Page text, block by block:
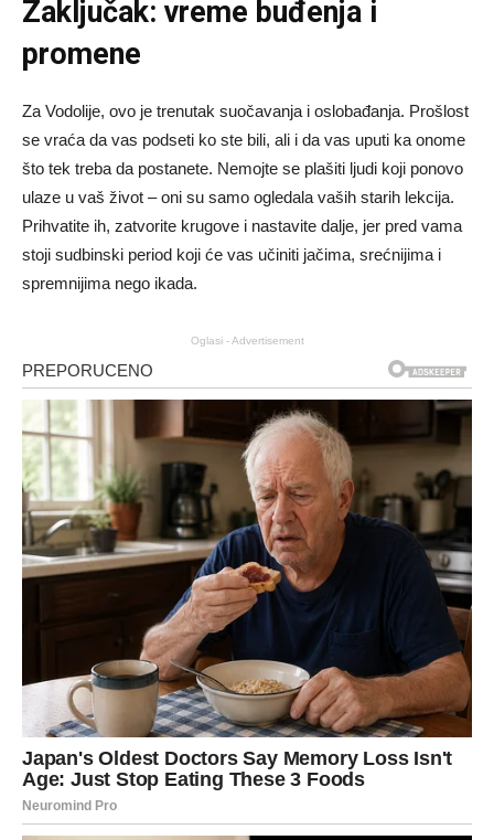
Zaključak: vreme buđenja i
promene
Za Vodolije, ovo je trenutak suočavanja i oslobađanja. Prošlost
se vraća da vas podseti ko ste bili, ali i da vas uputi ka onome
što tek treba da postanete. Nemojte se plašiti ljudi koji ponovo
ulaze u vaš život – oni su samo ogledala vaših starih lekcija.
Prihvatite ih, zatvorite krugove i nastavite dalje, jer pred vama
stoji sudbinski period koji će vas učiniti jačima, srećnijima i
spremnijima nego ikada.
Oglasi - Advertisement